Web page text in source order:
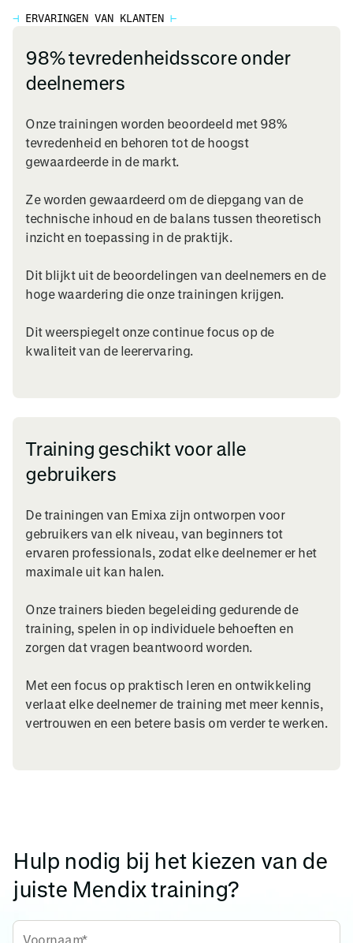
⊣ ERVARINGEN VAN KLANTEN ⊢
98% tevredenheidsscore onder
deelnemers
Onze trainingen worden beoordeeld met 98%
tevredenheid en behoren tot de hoogst
gewaardeerde in de markt.
Ze worden gewaardeerd om de diepgang van de
technische inhoud en de balans tussen theoretisch
inzicht en toepassing in de praktijk.
Dit blijkt uit de beoordelingen van deelnemers en de
hoge waardering die onze trainingen krijgen.
Dit weerspiegelt onze continue focus op de
kwaliteit van de leerervaring.
Training geschikt voor alle
gebruikers
De trainingen van Emixa zijn ontworpen voor
gebruikers van elk niveau, van beginners tot
ervaren professionals, zodat elke deelnemer er het
maximale uit kan halen.
Onze trainers bieden begeleiding gedurende de
training, spelen in op individuele behoeften en
zorgen dat vragen beantwoord worden.
Met een focus op praktisch leren en ontwikkeling
verlaat elke deelnemer de training met meer kennis,
vertrouwen en een betere basis om verder te werken.
Hulp nodig bij het kiezen van de
juiste Mendix training?